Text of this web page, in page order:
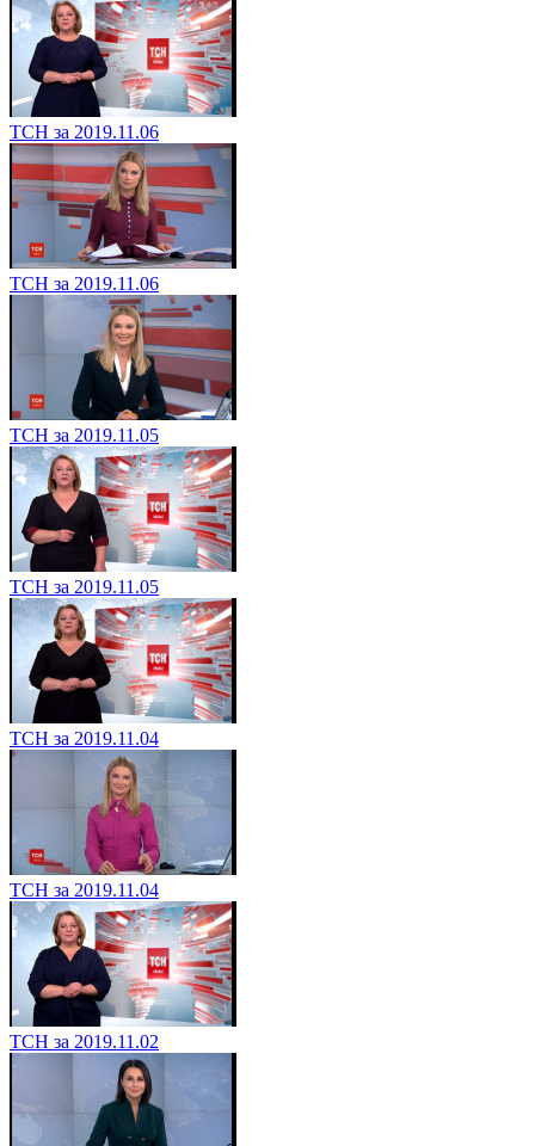
ТСН за 2019.11.06
ТСН за 2019.11.06
ТСН за 2019.11.05
ТСН за 2019.11.05
ТСН за 2019.11.04
ТСН за 2019.11.04
ТСН за 2019.11.02